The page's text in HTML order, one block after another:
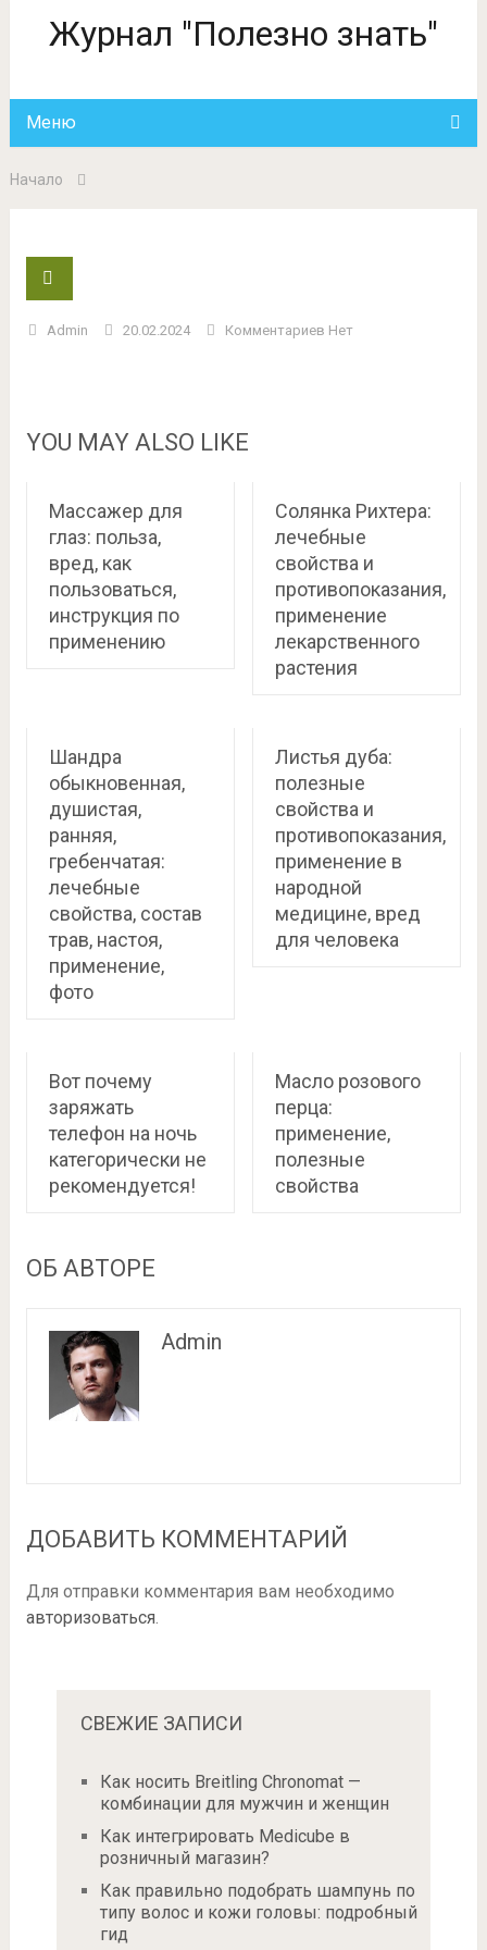
Журнал "Полезно знать"
Меню
Начало
Admin 20.02.2024 Комментариев Нет
YOU MAY ALSO LIKE
Массажер для
глаз: польза,
вред, как
пользоваться,
инструкция по
применению
Солянка Рихтера:
лечебные
свойства и
противопоказания,
применение
лекарственного
растения
Шандра
обыкновенная,
душистая,
ранняя,
гребенчатая:
лечебные
свойства, состав
трав, настоя,
применение,
фото
Листья дуба:
полезные
свойства и
противопоказания,
применение в
народной
медицине, вред
для человека
Вот почему
заряжать
телефон на ночь
категорически не
рекомендуется!
Масло розового
перца:
применение,
полезные
свойства
ОБ АВТОРЕ
Admin
ДОБАВИТЬ КОММЕНТАРИЙ
Для отправки комментария вам необходимо
авторизоваться.
СВЕЖИЕ ЗАПИСИ
Как носить Breitling Chronomat —
комбинации для мужчин и женщин
Как интегрировать Medicube в
розничный магазин?
Как правильно подобрать шампунь по
типу волос и кожи головы: подробный
гид